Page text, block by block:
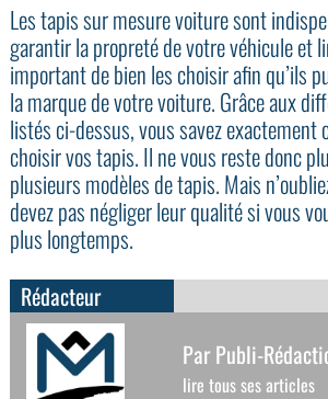
Les tapis sur mesure voiture sont
garantir la propreté de votre véhicule et
important de bien les choisir afin qu’ils
la marque de votre voiture. Grâce aux
listés ci-dessus, vous savez exactement
choisir vos tapis. Il ne vous reste donc
plusieurs modèles de tapis. Mais
devez pas négliger leur qualité si vous
plus longtemps.
Rédacteur
Par Publi-
lire tous ses articles